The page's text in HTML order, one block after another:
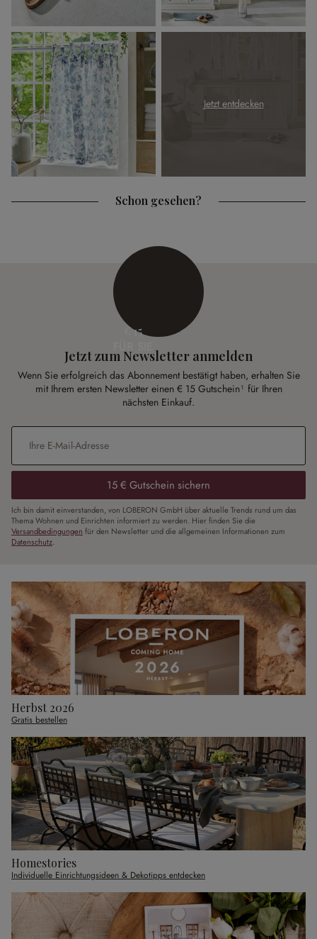
Jetzt entdecken
Schon gesehen?
€ 15
Jetzt zum Newsletter anmelden
Wenn Sie erfolgreich das Abonnement bestätigt haben, erhalten Sie
mit Ihrem ersten Newsletter einen € 15 Gutschein¹ für Ihren
nächsten Einkauf.
E-Mail-Adresse
15 € Gutschein sichern
Ich bin damit einverstanden, von LOBERON GmbH über aktuelle Trends rund um das
Thema Wohnen und Einrichten informiert zu werden. Hier finden Sie die
Versandbedingungen für den Newsletter und die allgemeinen Informationen zum
Datenschutz.
Herbst 2026
Gratis bestellen
Homestories
Individuelle Einrichtungsideen & Dekotipps entdecken